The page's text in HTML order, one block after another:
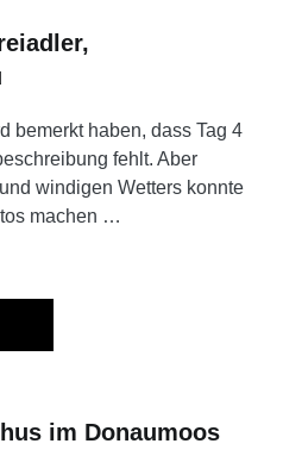
bemerkt haben, dass Tag 4
fehlt. Aber
windigen Wetters konnte
machen …
im Donaumoos